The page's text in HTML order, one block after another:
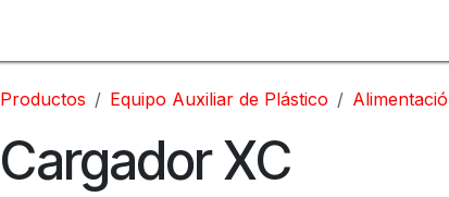
Productos Equipo Auxiliar de Plástico
Cargador XC